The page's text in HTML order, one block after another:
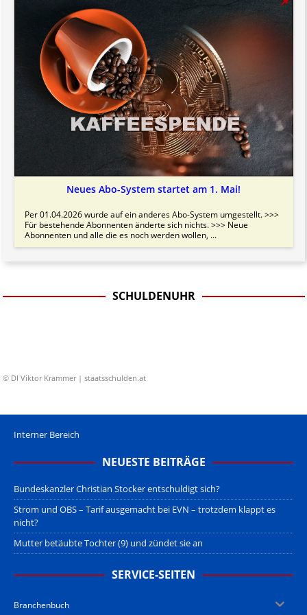
Neues Abo-System startet am 1. Mai!
Per 01.04.2026 wurde auf ein anderes Abo-System umgestellt. >>>
Für bestehende Abonnenten änderte sich nichts. >>> Neue
Abonnenten und alle die es noch werden wollen, ...
SCHULDENUHR
© DI Viktor Krammer | staatsschulden.at
Interner Bereich
NEUESTE BEITRÄGE
Bundeskanzler Christian Stocker entschuldigt sich?
Strom und OBS – Tarif ausgemacht bei EVN – trotzdem klappt es
nicht?
Mutter betäubte Tochter (9) und zündet sie an
SERVICE-SEITEN
Branchenbuch